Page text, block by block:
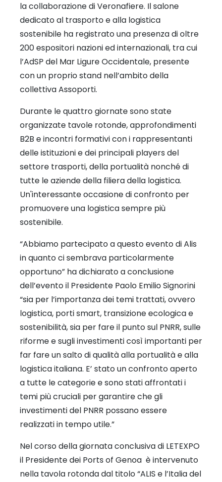
la collaborazione di Veronafiere. Il salone
dedicato al trasporto e alla logistica
sostenibile ha registrato una presenza di oltre
200 espositori nazioni ed internazionali, tra cui
l’AdSP del Mar Ligure Occidentale, presente
con un proprio stand nell’ambito della
collettiva Assoporti.
Durante le quattro giornate sono state
organizzate tavole rotonde, approfondimenti
B2B e incontri formativi con i rappresentanti
delle istituzioni e dei principali players del
settore trasporti, della portualità nonché di
tutte le aziende della filiera della logistica.
Un'interessante occasione di confronto per
promuovere una logistica sempre più
sostenibile.
“Abbiamo partecipato a questo evento di Alis
in quanto ci sembrava particolarmente
opportuno” ha dichiarato a conclusione
dell’evento il Presidente Paolo Emilio Signorini
“sia per l’importanza dei temi trattati, ovvero
logistica, porti smart, transizione ecologica e
sostenibilità, sia per fare il punto sul PNRR, sulle
riforme e sugli investimenti così importanti per
far fare un salto di qualità alla portualità e alla
logistica italiana. E’ stato un confronto aperto
a tutte le categorie e sono stati affrontati i
temi più cruciali per garantire che gli
investimenti del PNRR possano essere
realizzati in tempo utile.”
Nel corso della giornata conclusiva di LETEXPO
il Presidente dei Ports of Genoa è intervenuto
nella tavola rotonda dal titolo “ALIS e l’Italia del